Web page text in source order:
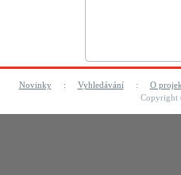
Novinky: Vyhledávání: O
Copyright